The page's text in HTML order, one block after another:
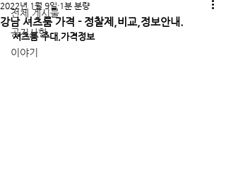
전체 게시물
공지사항
이야기
강남 셔츠룸 가격 - 정찰제,비교,정보안내.
2022년 1월 9일 1분 분량
셔츠룸 주대,가격정보